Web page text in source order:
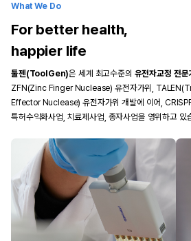
What We Do
For better health,
happier life
툴젠(ToolGen)은 세계 최고수준의 유전자교정 전문
ZFN(Zinc Finger Nuclease) 유전자가위,
Effector Nuclease) 유전자가위 개발에 이어,
특허수익화사업, 치료제사업, 종자사업을 영위하고 있